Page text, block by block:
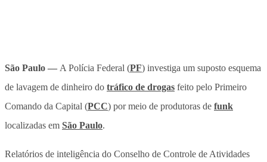
São Paulo — A Polícia Federal (PF) investiga um suposto esquema
de lavagem de dinheiro do tráfico de drogas feito pelo Primeiro
Comando da Capital (PCC) por meio de produtoras de funk
localizadas em São Paulo.
Relatórios de inteligência do Conselho de Controle de Atividades